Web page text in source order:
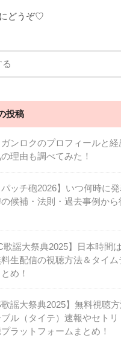
どうぞ♡
投稿
ンロクのプロフィールと経
理由も調べてみた！
パッチ砲2026】いつ何時に
の候補・法則・過去事例から
歌謡大祭典2025】日本時間
料生配信の視聴方法＆タイ
め！
歌謡大祭典2025】無料視聴
ル（タイテ）速報やセトリ
ラットフォームまとめ！